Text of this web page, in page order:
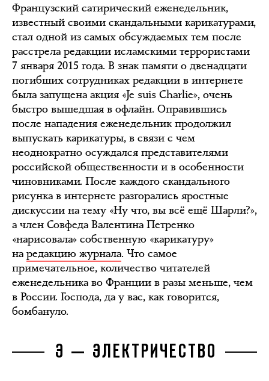
Французский сатирический еженедельник,
известный своими скандальными карикатурами,
стал одной из самых обсуждаемых тем после
расстрела редакции исламскими террористами
7 января 2015 года. В знак памяти о двенадцати
погибших сотрудниках редакции в интернете
была запущена акция «Je suis Charlie», очень
быстро вышедшая в офлайн. Оправившись
после нападения еженедельник продолжил
выпускать карикатуры, в связи с чем
неоднократно осуждался представителями
российской общественности и в особенности
чиновниками. После каждого скандального
рисунка в интернете разгорались яростные
дискуссии на тему «Ну что, вы всё ещё Шарли?»,
а член Совфеда Валентина Петренко
«нарисовала» собственную «карикатуру»
на редакцию журнала. Что самое
примечательное, количество читателей
еженедельника во Франции в разы меньше, чем
в России. Господа, да у вас, как говорится,
бомбануло.
Э — ЭЛЕКТРИЧЕСТВО